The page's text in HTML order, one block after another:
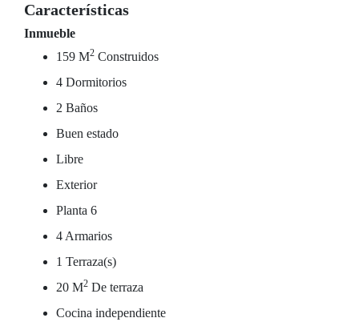
Características
Inmueble
159 M2 Construidos
4 Dormitorios
2 Baños
Buen estado
Libre
Exterior
Planta 6
4 Armarios
1 Terraza(s)
20 M2 De terraza
Cocina independiente